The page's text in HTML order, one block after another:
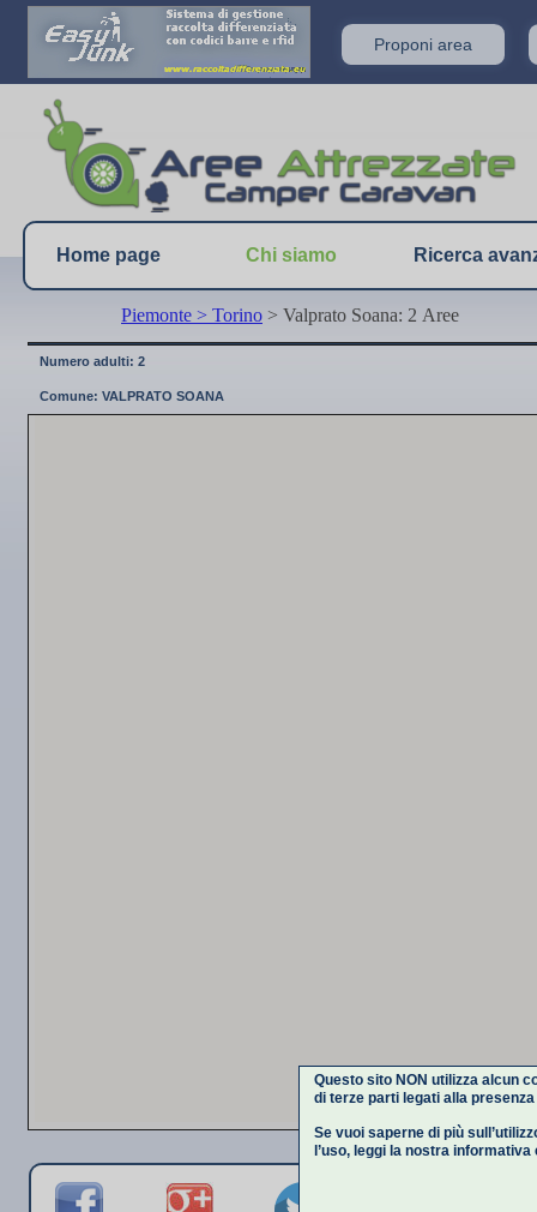
Home page Chi siamo Ricerca
Numero adulti: 2
Comune: VALPRATO SOANA
Piemonte > Torino > Valprato Soana: 2 Aree
Proponi area
Questo sito NON utilizza alcun
di terze parti legati alla
Se vuoi saperne di più
l’uso, leggi la nostra informativa